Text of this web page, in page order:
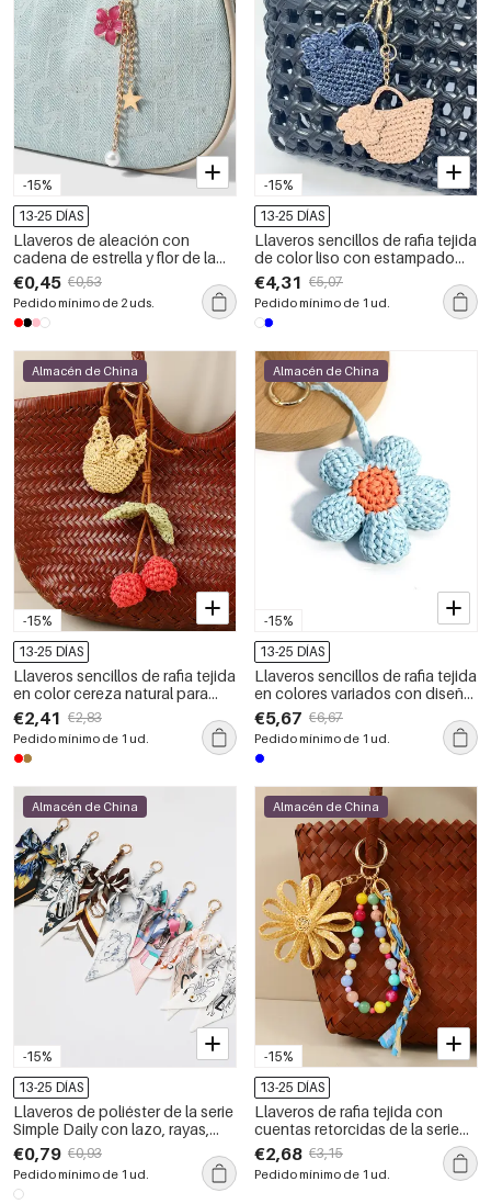
-15%
13-25 DÍAS
Llaveros de aleación con
cadena de estrella y flor de la
serie Simple Daily
€0,45 €0,53
Pedido mínimo de 2 uds.
-15%
13-25 DÍAS
Llaveros sencillos de rafia tejida
de color liso con estampado
floral.
€4,31 €5,07
Pedido mínimo de 1 ud.
-15%
Almacén de China
13-25 DÍAS
Llaveros sencillos de rafia tejida
en color cereza natural para
bolsos
€2,41 €2,83
Pedido mínimo de 1 ud.
-15%
Almacén de China
13-25 DÍAS
Llaveros sencillos de rafia tejida
en colores variados con diseño
floral.
€5,67 €6,67
Pedido mínimo de 1 ud.
-15%
Almacén de China
13-25 DÍAS
Llaveros de poliéster de la serie
Simple Daily con lazo, rayas,
cuadros y lunares de colores
variados.
€0,79 €0,93
Pedido mínimo de 1 ud.
-15%
Almacén de China
13-25 DÍAS
Llaveros de rafia tejida con
cuentas retorcidas de la serie
Simple Casual Flower
€2,68 €3,15
Pedido mínimo de 1 ud.